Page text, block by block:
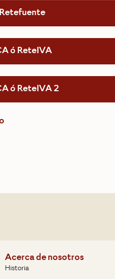
ó ReteIVA
ó ReteIVA 2
Acerca de nosotros
Historia